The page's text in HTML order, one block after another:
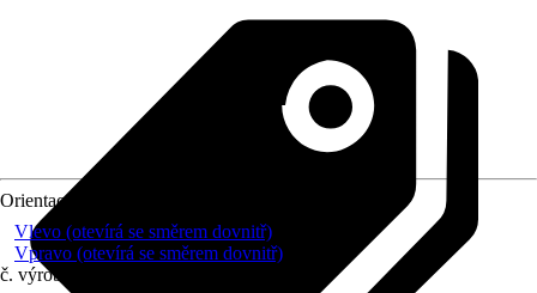
Orientace
Vlevo (otevírá se směrem dovnitř)
Vpravo (otevírá se směrem dovnitř)
č. výrobku